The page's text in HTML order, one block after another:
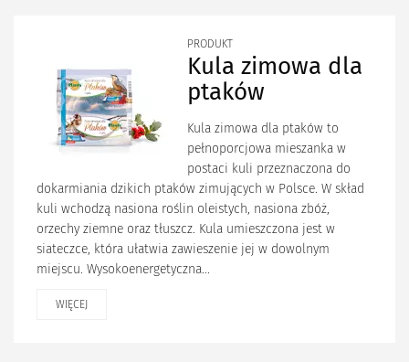
PRODUKT
Kula zimowa dla
ptaków
Kula zimowa dla ptaków to
pełnoporcjowa mieszanka w
postaci kuli przeznaczona do
dokarmiania dzikich ptaków zimujących w Polsce. W skład
kuli wchodzą nasiona roślin oleistych, nasiona zbóż,
orzechy ziemne oraz tłuszcz. Kula umieszczona jest w
siateczce, która ułatwia zawieszenie jej w dowolnym
miejscu. Wysokoenergetyczna...
WIĘCEJ